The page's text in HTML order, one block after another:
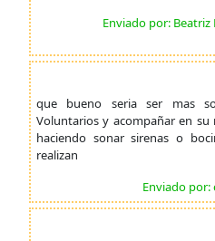
Enviado por:
que bueno seria ser mas
Voluntarios y acompañar en
haciendo sonar sirenas o
realizan
Enviado por: